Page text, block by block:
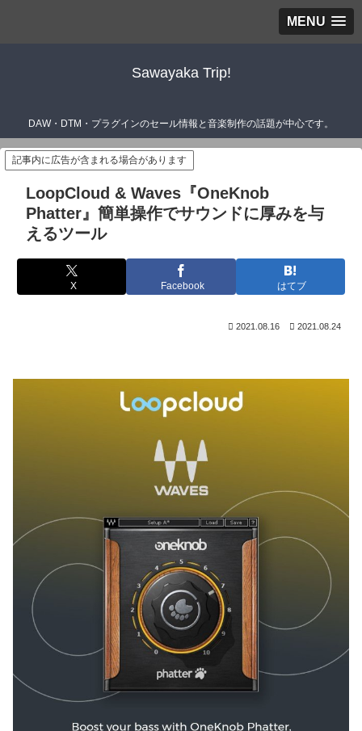
MENU
Sawayaka Trip!
DAW・DTM・プラグインのセール情報と音楽制作の話題が中心です。
記事内に広告が含まれる場合があります
LoopCloud & Waves『OneKnob
Phatter』簡単操作でサウンドに厚みを与
えるツール
X Facebook はてブ
2021.08.16 2021.08.24